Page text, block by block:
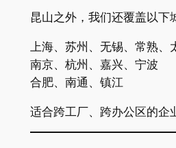
昆山之外，我们还覆盖以下
上海、苏州、无锡、常熟、
南京、杭州、嘉兴、宁波
合肥、南通、镇江
适合跨工厂、跨办公区的企